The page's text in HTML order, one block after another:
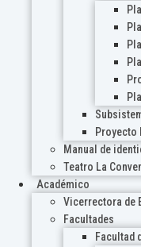
Proyecto
Manual de
Teatro La
Académico
Vicerrectora de
Facultades
Facultad